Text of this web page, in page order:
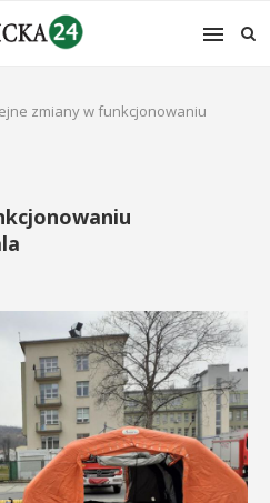
zmiany w funkcjonowaniu